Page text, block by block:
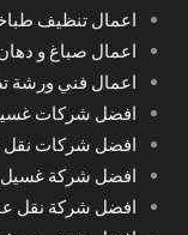
اعمال تنظيف
اعمال صباغ و
اعمال فني ورشة
افضل شركات
افضل شركات نقل
افضل شركة غسيل
افضل شركة نقل